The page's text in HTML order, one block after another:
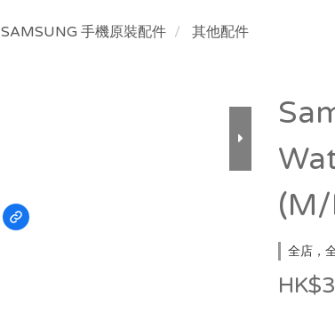
SAMSUNG 手機原裝配件 其他配件
全店，